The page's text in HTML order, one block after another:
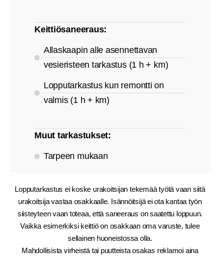
Keittiösaneeraus:
Allaskaapin alle asennettavan
vesieristeen tarkastus (1 h + km)
Lopputarkastus kun remontti on
valmis (1 h + km)
Muut tarkastukset:
Tarpeen mukaan
Lopputarkastus ei koske urakoitsijan tekemää työtä vaan siitä
urakoitsija vastaa osakkaalle. Isännöitsijä ei ota kantaa työn
siisteyteen vaan toteaa, että saneeraus on saatettu loppuun.
Vaikka esimerkiksi keittiö on osakkaan oma varuste, tulee
sellainen huoneistossa olla.
Mahdollisista virheistä tai puutteista osakas reklamoi aina